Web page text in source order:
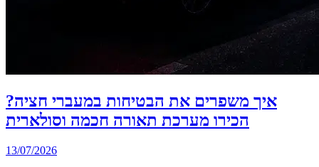
איך משפרים את הבטיחות במעברי חציה?
הכירו מערכת תאורה חכמה וסולארית
13/07/2026